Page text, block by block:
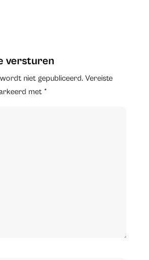
versturen
niet gepubliceerd. Vereiste
met *